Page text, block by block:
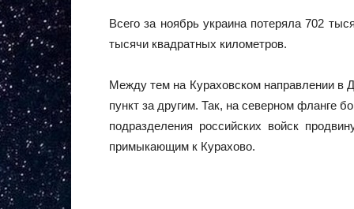
Всего за ноябрь украина потеряла 702
тысячи квадратных километров.
Между тем на Кураховском направлении в
пункт за другим. Так, на северном фланге
подразделения российских войск
примыкающим к Курахово.